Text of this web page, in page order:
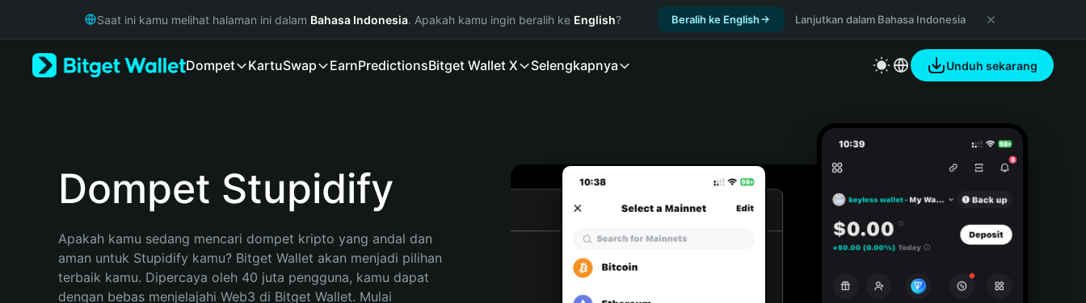
Русский
Bahasa Indonesia
Saat ini kamu melihat halaman ini dalam Bahasa Indonesia. Apakah kamu ingin beralih ke English? Beralih ke English Lanjutkan dalam Bahasa Indonesia
Dompet KartuSwap EarnPredictionsBitget Wallet X Selengkapnya Unduh sekarang
Dompet Stupidify
Apakah kamu sedang mencari dompet kripto yang andal dan
aman untuk Stupidify kamu? Bitget Wallet akan menjadi pilihan
terbaik kamu. Dipercaya oleh 40 juta pengguna, kamu dapat
dengan bebas menjelajahi Web3 di Bitget Wallet. Mulai